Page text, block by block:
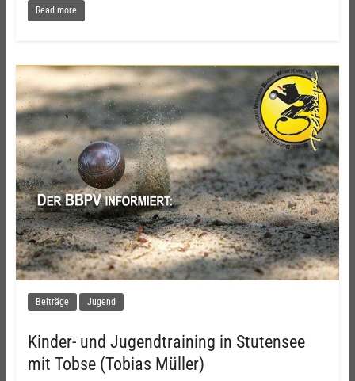
Read more
Beiträge Jugend
Kinder- und Jugendtraining in Stutensee
mit Tobse (Tobias Müller)